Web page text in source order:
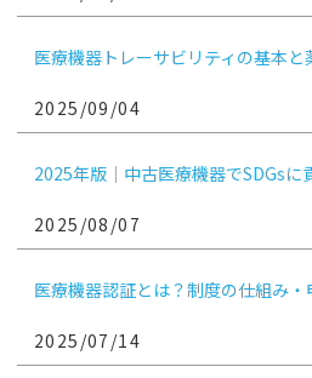
医療機器トレーサビリティの基本
2025/09/04
2025年版｜中古医療機器でSDGs
2025/08/07
医療機器認証とは？制度の仕組み
2025/07/14